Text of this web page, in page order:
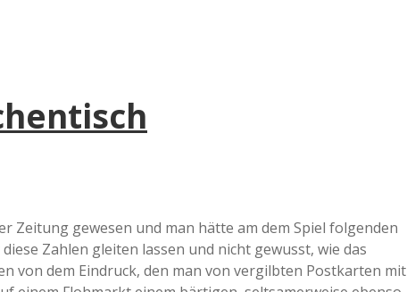
n
r
Zeitung gewesen und man hätte am dem Spiel folgenden
Zahlen gleiten lassen und nicht gewusst, wie das
von dem Eindruck, den man von vergilbten Postkarten mit